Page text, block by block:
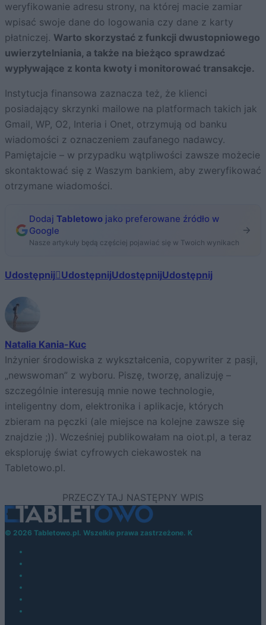
weryfikowanie adresu strony, na której macie zamiar
wpisać swoje dane do logowania czy dane z karty
płatniczej. Warto skorzystać z funkcji dwustopniowego
uwierzytelniania, a także na bieżąco sprawdzać
wypływające z konta kwoty i monitorować transakcje.
Instytucja finansowa zaznacza też, że klienci
posiadający skrzynki mailowe na platformach takich jak
Gmail, WP, O2, Interia i Onet, otrzymują od banku
wiadomości z oznaczeniem zaufanego nadawcy.
Pamiętajcie – w przypadku wątpliwości zawsze możecie
skontaktować się z Waszym bankiem, aby zweryfikować
otrzymane wiadomości.
Dodaj Tabletowo jako preferowane źródło w
Google
Nasze artykuły będą częściej pojawiać się w Twoich wynikach
Udostępnij UdostępnijUdostępnijUdostępnij
Natalia Kania-Kuc
Inżynier środowiska z wykształcenia, copywriter z pasji,
„newswoman” z wyboru. Piszę, tworzę, analizuję –
szczególnie interesują mnie nowe technologie,
inteligentny dom, elektronika i aplikacje, których
zbieram na pęczki (ale miejsce na kolejne zawsze się
znajdzie ;)). Wcześniej publikowałam na oiot.pl, a teraz
eksploruję świat cyfrowych ciekawostek na
Tabletowo.pl.
© 2026 Tabletowo.pl. Wszelkie prawa zastrzeżone. K